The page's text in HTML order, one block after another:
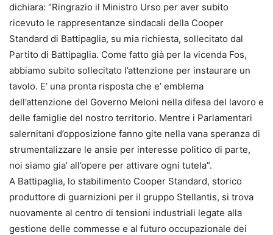
dichiara: “Ringrazio il Ministro Urso per aver subito
ricevuto le rappresentanze sindacali della Cooper
Standard di Battipaglia, su mia richiesta, sollecitato dal
Partito di Battipaglia. Come fatto già per la vicenda Fos,
abbiamo subito sollecitato l’attenzione per instaurare un
tavolo. E’ una pronta risposta che e’ emblema
dell’attenzione del Governo Meloni nella difesa del lavoro e
delle famiglie del nostro territorio. Mentre i Parlamentari
salernitani d’opposizione fanno gite nella vana speranza di
strumentalizzare le ansie per interesse politico di parte,
noi siamo gia’ all’opere per attivare ogni tutela”.
A Battipaglia, lo stabilimento Cooper Standard, storico
produttore di guarnizioni per il gruppo Stellantis, si trova
nuovamente al centro di tensioni industriali legate alla
gestione delle commesse e al futuro occupazionale dei